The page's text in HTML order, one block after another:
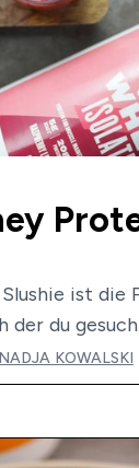
ist die
der du
NADJA KOWALSKI